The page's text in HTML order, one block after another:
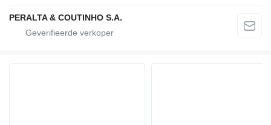
PERALTA & COUTINHO S.A.